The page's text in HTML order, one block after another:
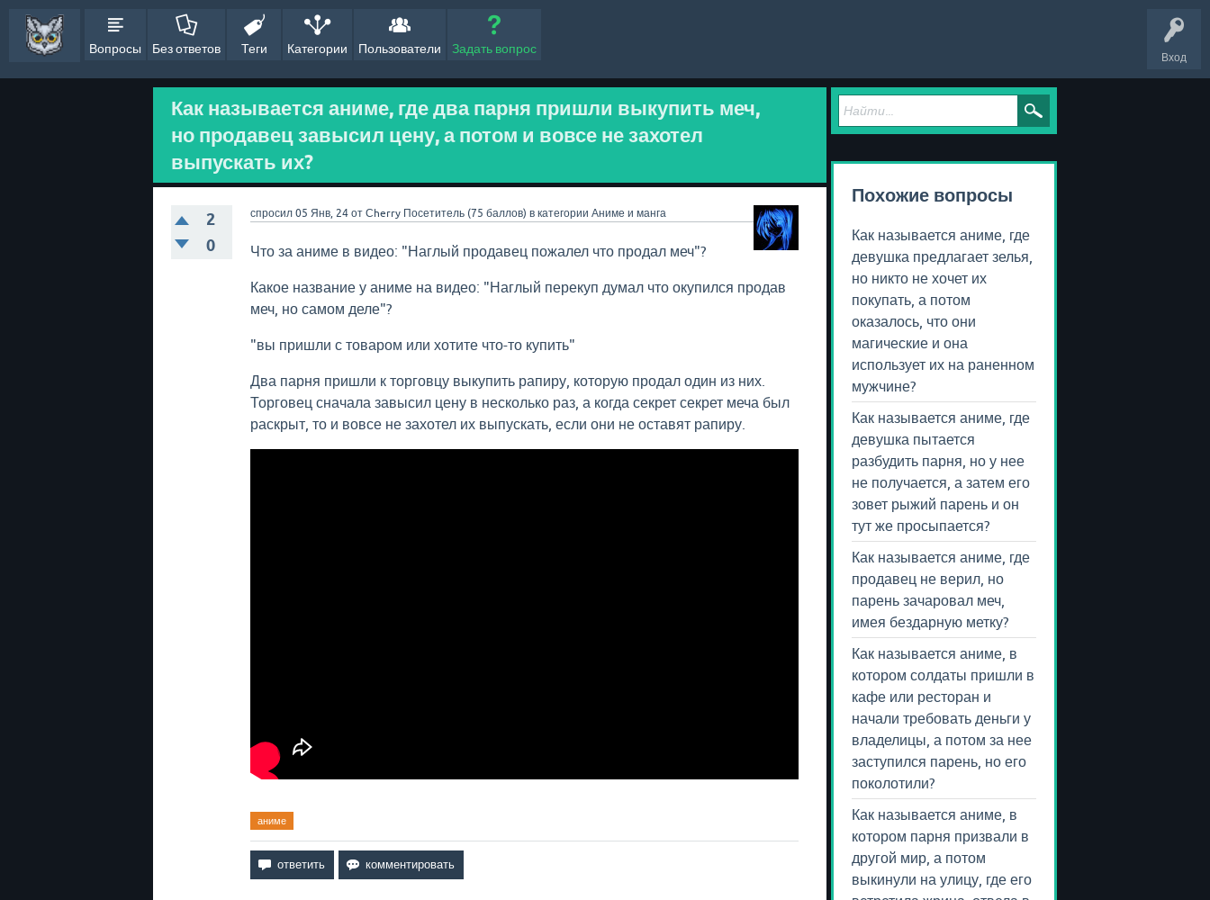
Вход
Вопросы Без ответов Теги Категории Пользователи Задать вопрос
Как называется аниме, где два парня пришли выкупить меч,
но продавец завысил цену, а потом и вовсе не захотел
выпускать их?
2
0
спросил 05 Янв, 24 от Сherry Посетитель (75 баллов) в категории Аниме и манга
Что за аниме в видео: "Наглый продавец пожалел что продал меч"?
Какое название у аниме на видео: "Наглый перекуп думал что окупился продав
меч, но самом деле"?
"вы пришли с товаром или хотите что-то купить"
Два парня пришли к торговцу выкупить рапиру, которую продал один из них.
Торговец сначала завысил цену в несколько раз, а когда секрет секрет меча был
раскрыт, то и вовсе не захотел их выпускать, если они не оставят рапиру.
аниме
Похожие вопросы
Как называется аниме, где
девушка предлагает зелья,
но никто не хочет их
покупать, а потом
оказалось, что они
магические и она
использует их на раненном
мужчине?
Как называется аниме, где
девушка пытается
разбудить парня, но у нее
не получается, а затем его
зовет рыжий парень и он
тут же просыпается?
Как называется аниме, где
продавец не верил, но
парень зачаровал меч,
имея бездарную метку?
Как называется аниме, в
котором солдаты пришли в
кафе или ресторан и
начали требовать деньги у
владелицы, а потом за нее
заступился парень, но его
поколотили?
Как называется аниме, в
котором парня призвали в
другой мир, а потом
выкинули на улицу, где его